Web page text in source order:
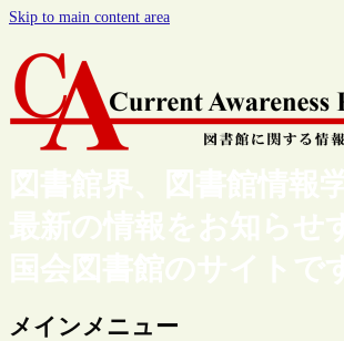
Skip to main content area
図書館界、図書館情報
最新の情報をお知らせ
国会図書館のサイトで
メインメニュー